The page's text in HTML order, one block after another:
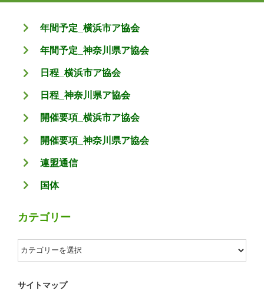
年間予定_横浜市ア協会
年間予定_神奈川県ア協会
日程_横浜市ア協会
日程_神奈川県ア協会
開催要項_横浜市ア協会
開催要項_神奈川県ア協会
連盟通信
国体
カテゴリー
カ
テ
ゴ
サイトマップ